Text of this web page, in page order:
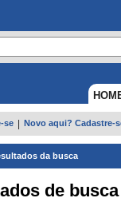
se Novo aqui? Cadastre-
da busca
de busca